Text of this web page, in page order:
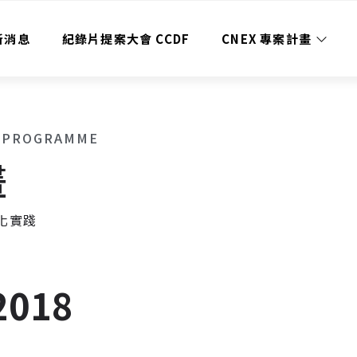
消息 紀錄片提案大會 CCDF CNEX 專案計畫
實踐